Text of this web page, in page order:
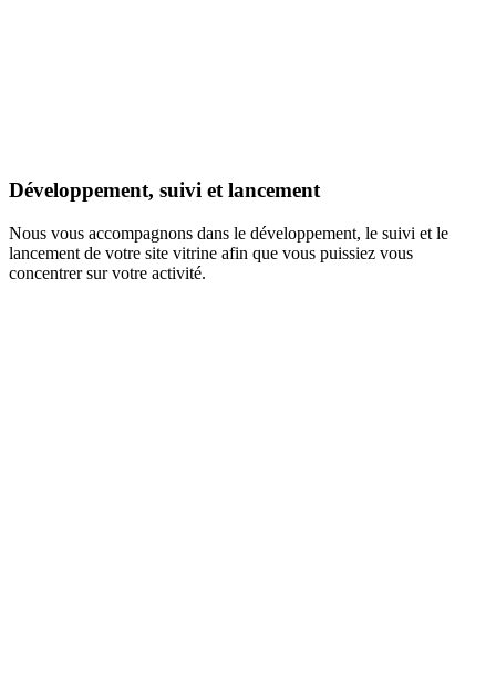
Développement, suivi et lancement
Nous vous accompagnons dans le développement, le suivi et le
lancement de votre site vitrine afin que vous puissiez vous
concentrer sur votre activité.